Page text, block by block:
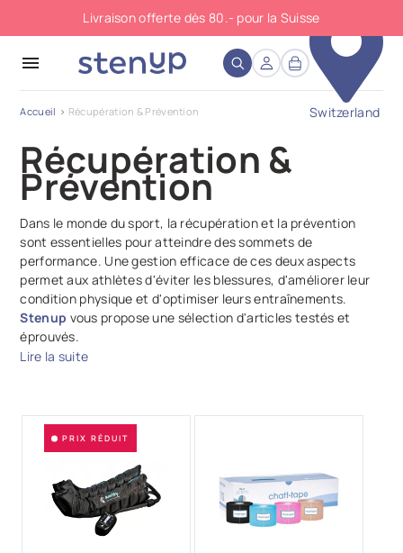
Livraison offerte dès 80.- pour la Suisse
menu
Switzerland
Accueil Récupération & Prévention
Récupération &
Prévention
Dans le monde du sport, la récupération et la prévention
sont essentielles pour atteindre des sommets de
performance. Une gestion efficace de ces deux aspects
permet aux athlètes d'éviter les blessures, d'améliorer leur
condition physique et d'optimiser leurs entraînements.
Stenup vous propose une sélection d'articles testés et
éprouvés.
Lire la suite
PRIX RÉDUIT
close